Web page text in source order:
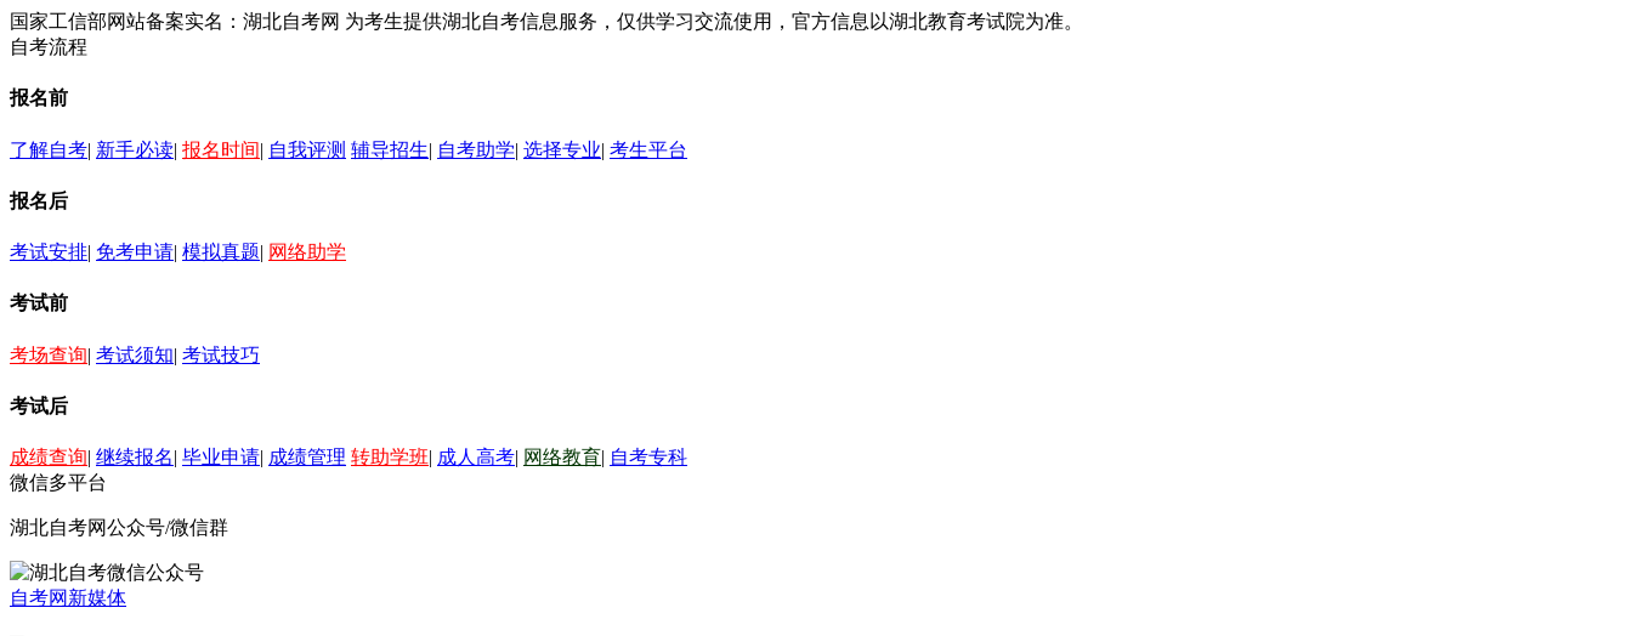
国家工信部网站备案实名：湖北自考网 为考生提供湖北自考信息服务，仅供学习交流使用，官方信息以湖北教育考试院为准。
自考流程
报名前
了解自考| 新手必读| 报名时间| 自我评测 辅导招生| 自考助学| 选择专业| 考生平台
报名后
考试安排| 免考申请| 模拟真题| 网络助学
考试前
考场查询| 考试须知| 考试技巧
考试后
成绩查询| 继续报名| 毕业申请| 成绩管理 转助学班| 成人高考| 网络教育| 自考专科
微信多平台
湖北自考网公众号/微信群
自考网新媒体